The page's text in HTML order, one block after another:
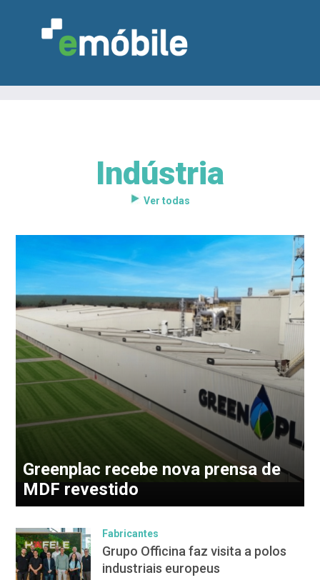
MARCENARIA
DESIGN & DECORAÇÃO
NOTÍCIAS
Indústria
Ver todas
Greenplac recebe nova prensa de
MDF revestido
Fabricantes
Grupo Officina faz visita a polos
industriais europeus